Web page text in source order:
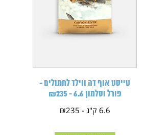
טייסט אוף דה ווילד לחתולים -
פורל וסלמון 6.6 - ₪235
6.6 ק"ג - ₪235